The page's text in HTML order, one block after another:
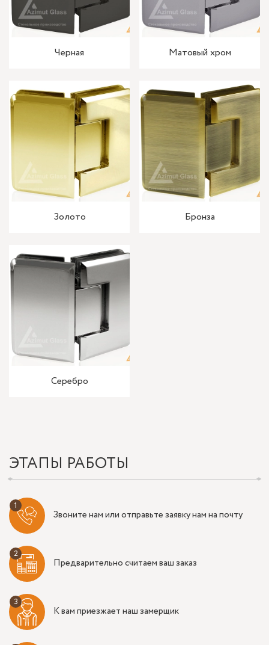
Черная Матовый хром
Золото Бронза
Серебро
ЭТАПЫ РАБОТЫ
Звоните нам или отправьте заявку нам на почту
Предварительно считаем ваш заказ
К вам приезжает наш замерщик